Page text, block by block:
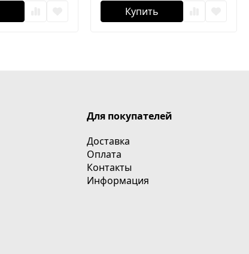
Купить
Для покупателей
Доставка
Оплата
Контакты
Информация